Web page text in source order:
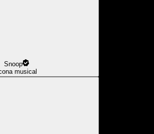
Snoop
musical